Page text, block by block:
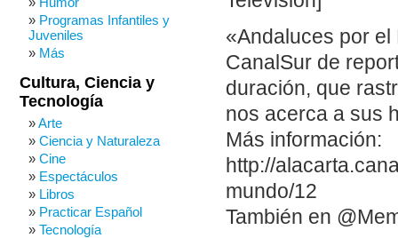
«Andaluces por
CanalSur de
duración, que
nos acerca a sus
Más información:
http://
mundo/12
También en
Programas Infantiles y
Juveniles
Más
Cultura, Ciencia y
Tecnología
Arte
Ciencia y Naturaleza
Cine
Espectáculos
Libros
Practicar Español
Tecnología